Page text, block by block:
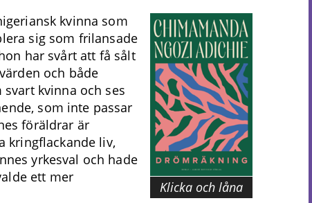
Klicka och låna
kvinna som
sig som frilansade
har svårt att få sålt
och både
kvinna och ses
som inte passar
föräldrar är
kringflackande liv,
yrkesval och hade
ett mer